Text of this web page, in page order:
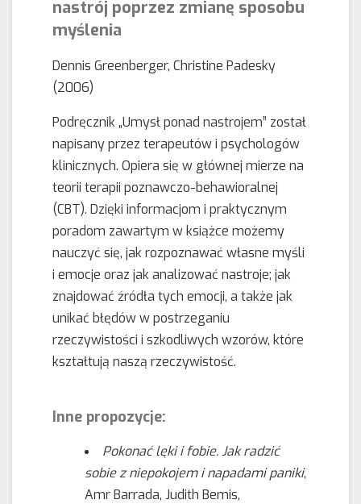
nastrój poprzez zmianę sposobu
myślenia
Dennis Greenberger, Christine Padesky
(2006)
Podręcznik „Umysł ponad nastrojem” został
napisany przez terapeutów i psychologów
klinicznych. Opiera się w głównej mierze na
teorii terapii poznawczo-behawioralnej
(CBT). Dzięki informacjom i praktycznym
poradom zawartym w książce możemy
nauczyć się, jak rozpoznawać własne myśli
i emocje oraz jak analizować nastroje; jak
znajdować źródła tych emocji, a także jak
unikać błędów w postrzeganiu
rzeczywistości i szkodliwych wzorów, które
kształtują naszą rzeczywistość.
Inne propozycje:
Pokonać lęki i fobie. Jak radzić
sobie z niepokojem i napadami paniki,
Amr Barrada, Judith Bemis,